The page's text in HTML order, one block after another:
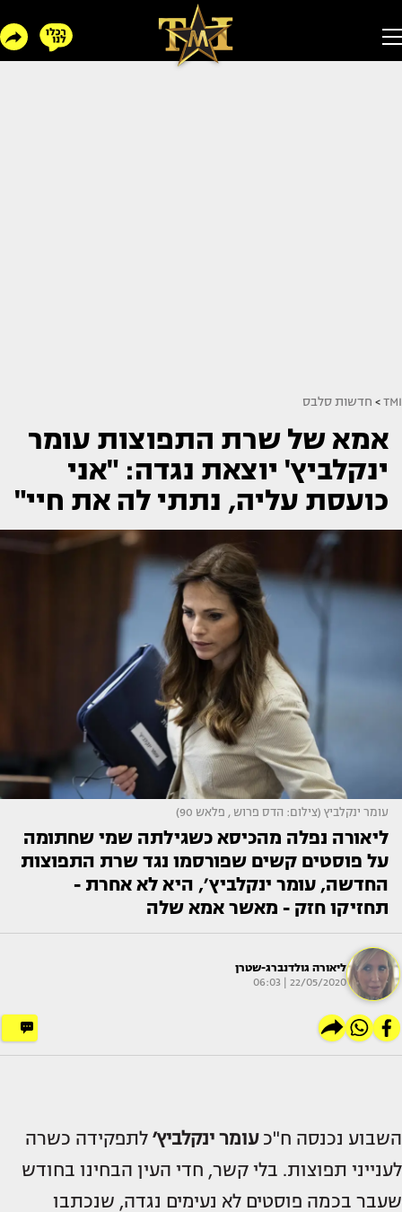
TMI
> חדשות סלבס
אמא של שרת התפוצות עומר
ינקלביץ' יוצאת נגדה: "אני
כועסת עליה, נתתי לה את חיי"
עומר ינקלביץ (צילום: הדס פרוש , פלאש 90)
ליאורה נפלה מהכיסא כשגילתה שמי שחתומה
על פוסטים קשים שפורסמו נגד שרת התפוצות
החדשה, עומר ינקלביץ׳, היא לא אחרת -
תחזיקו חזק - מאשר אמא שלה
ליאורה גולדנברג-שטרן
22/05/2020 | 06:03
השבוע נכנסה ח"כעומר ינקלביץ׳ לתפקידה כשרה
לענייני תפוצות. בלי קשר, חדי העין הבחינו בחודש
שעבר בכמה פוסטים לא נעימים נגדה, שנכתבו